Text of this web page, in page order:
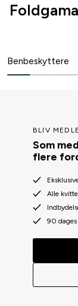
Benbeskyttere
BLIV
Som
flere
Alle
90